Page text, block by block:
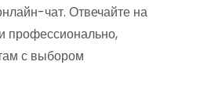
чат. Отвечайте на
профессионально,
с выбором